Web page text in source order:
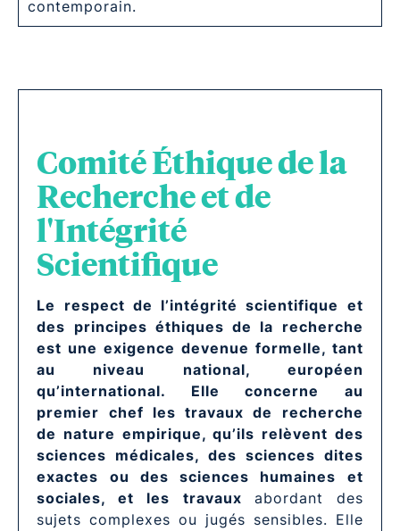
contemporain.
Comité Éthique de la
Recherche et de
l'Intégrité
Scientifique
Le respect de l’intégrité scientifique et
des principes éthiques de la recherche
est une exigence devenue formelle, tant
au niveau national, européen
qu’international. Elle concerne au
premier chef les travaux de recherche
de nature empirique, qu’ils relèvent des
sciences médicales, des sciences dites
exactes ou des sciences humaines et
sociales, et les travaux abordant des
sujets complexes ou jugés sensibles. Elle